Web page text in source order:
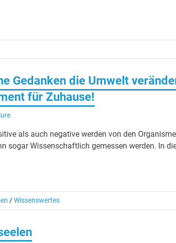
Gedanken die Umwelt
für Zuhause!
als auch negative werden von den
sogar Wissenschaftlich gemessen werden. In
/Wissenswertes